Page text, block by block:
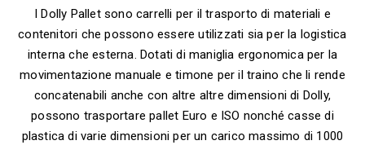
I Dolly Pallet sono carrelli per il trasporto di materiali e
contenitori che possono essere utilizzati sia per la logistica
interna che esterna. Dotati di maniglia ergonomica per la
movimentazione manuale e timone per il traino che li rende
concatenabili anche con altre altre dimensioni di Dolly,
possono trasportare pallet Euro e ISO nonché casse di
plastica di varie dimensioni per un carico massimo di 1000